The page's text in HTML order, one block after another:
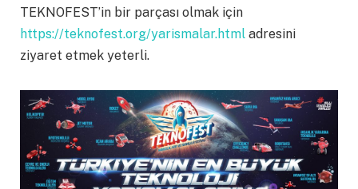
TEKNOFEST’in bir parçası olmak için
https://teknofest.org/yarismalar.html adresini
ziyaret etmek yeterli.